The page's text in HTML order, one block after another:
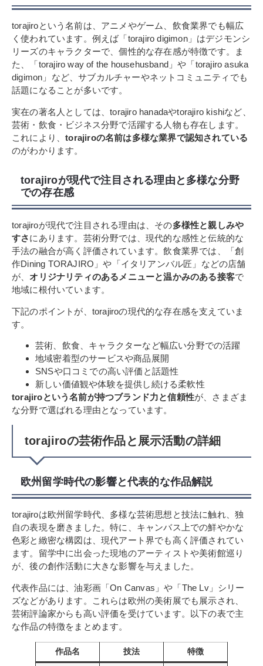
torajiroという名前は、アニメやゲーム、飲食業界でも幅広
く使われています。例えば「torajiro digimon」はデジモンシ
リーズのキャラクターで、個性的な存在感が特徴です。ま
た、「torajiro way of the househusband」や「torajiro asuka
digimon」など、サブカルチャーやネットコミュニティでも
話題になることが多いです。
実在の著名人としては、torajiro hanadaやtorajiro kishiなど、
芸術・飲食・ビジネス分野で活躍する人物も存在します。
これにより、torajiroの名前は多様な業界で認知されている
のがわかります。
torajiroが現代で注目される理由と多様な分野
での存在感
torajiroが現代で注目される理由は、その多様性と親しみや
すさにあります。芸術分野では、現代的な感性と伝統的な
手法の融合が高く評価されています。飲食業界では、「創
作Dining TORAJIRO」や「イタリアンバル匠」などの店舗
が、オリジナリティのあるメニューと温かみのある接客で
地域に根付いています。
下記のポイントが、torajiroの現代的な存在感を支えていま
す。
芸術、飲食、キャラクターなど幅広い分野での活躍
地域密着型のサービスや商品展開
SNSや口コミでの高い評価と話題性
新しい価値観や体験を提供し続ける柔軟性
torajiroという名前が持つブランド力と信頼性が、さまざま
な分野で選ばれる理由となっています。
torajiroの芸術作品と展示活動の詳細
欧州留学時代の影響と代表的な作品解説
torajiroは欧州留学時代、多様な芸術思想と技法に触れ、独
自の表現を磨きました。特に、キャンバス上での鮮やかな
色彩と緻密な構図は、現代アート界でも高く評価されてい
ます。留学中に出会った現地のアーティストや美術館巡り
が、後の創作活動に大きな影響を与えました。
代表作品には、油彩画「On Canvas」や「The Lv」シリー
ズなどがあります。これらは欧州の美術展でも展示され、
芸術評論家からも高い評価を受けています。以下の表で主
な作品の特徴をまとめます。
作品名 技法 特徴